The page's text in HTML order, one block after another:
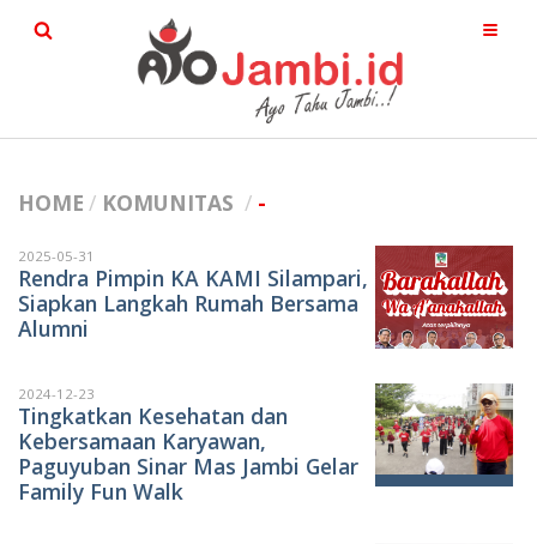
HOME KOMUNITAS -
2025-05-31
Rendra Pimpin KA KAMI Silampari,
Siapkan Langkah Rumah Bersama
Alumni
2024-12-23
Tingkatkan Kesehatan dan
Kebersamaan Karyawan,
Paguyuban Sinar Mas Jambi Gelar
Family Fun Walk